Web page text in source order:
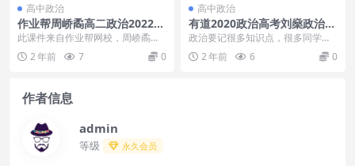
高中政治
作业帮周峤矞高二政治2022年
寒假班通用版课程完结
此课件来自作业帮网校，周峤矞高
二政治2022年寒假班通用版课程完
结。此课件主要知...
2 年前 7 0
高中政治
有道2020政治高考刘燊政治生
活系统班视频讲课大全学习资
政治要记很多知识点，很多同学觉
得比较难记，那可能是没有掌握好
一个正确的方式，本课...
2 年前 6 0
作者信息
admin
等级 永久会员